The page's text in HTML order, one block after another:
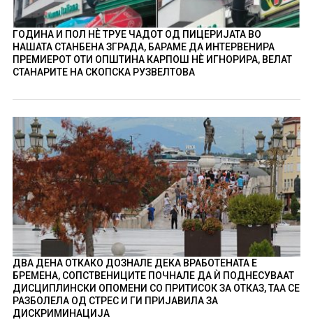
ГОДИНА И ПОЛ НÈ ТРУЕ ЧАДОТ ОД ПИЦЕРИЈАТА ВО
НАШАТА СТАНБЕНА ЗГРАДА, БАРАМЕ ДА ИНТЕРВЕНИРА
ПРЕМИЕРОТ ОТИ ОПШТИНА КАРПОШ НÈ ИГНОРИРА, ВЕЛАТ
СТАНАРИТЕ НА СКОПСКА РУЗВЕЛТОВА
ДВА ДЕНА ОТКАКО ДОЗНАЛЕ ДЕКА ВРАБОТЕНАТА Е
БРЕМЕНА, СОПСТВЕНИЦИТЕ ПОЧНАЛЕ ДА Ѝ ПОДНЕСУВААТ
ДИСЦИПЛИНСКИ ОПОМЕНИ СО ПРИТИСОК ЗА ОТКАЗ, ТАА СЕ
РАЗБОЛЕЛА ОД СТРЕС И ГИ ПРИЈАВИЛА ЗА
ДИСКРИМИНАЦИЈА